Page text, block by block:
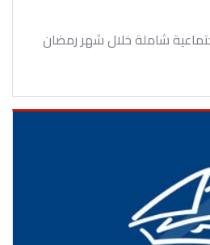
شاملة خلال شهر رمضان